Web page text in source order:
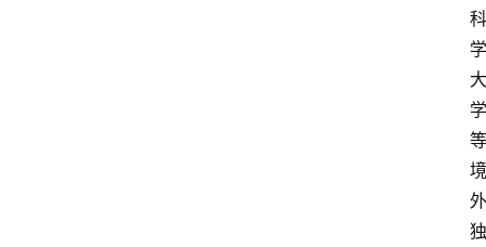
科
学
大
学
等
境
外
独